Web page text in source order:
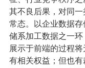
其不良后果，对同
常态。以企业数据
储系加工数据之一
展示于前端的过程
有相关权益；但也